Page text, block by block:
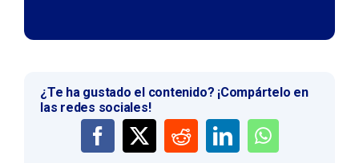
¿Te ha gustado el contenido? ¡Compártelo en
las redes sociales!